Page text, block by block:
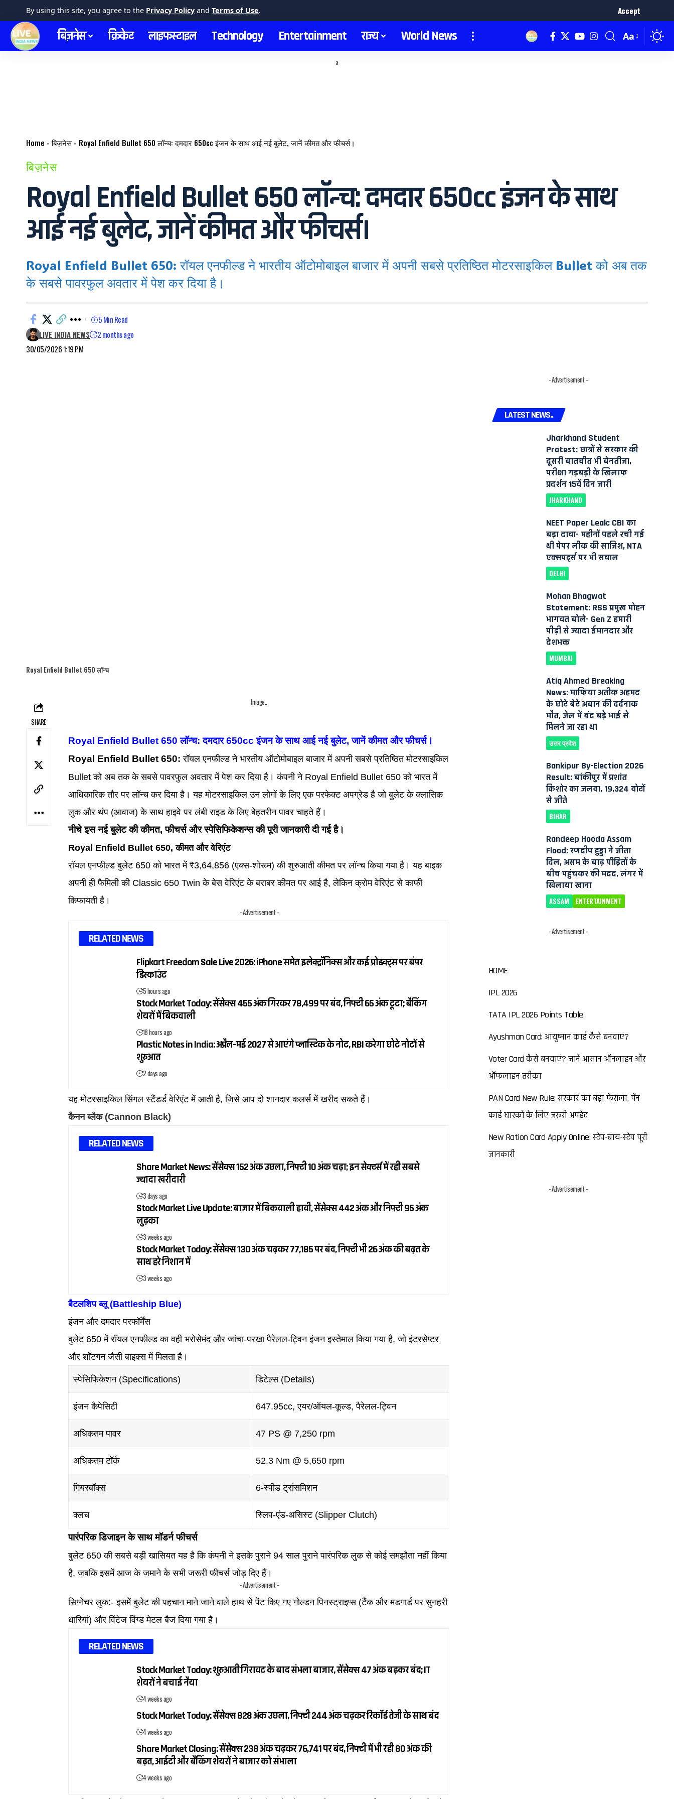
By using this site, you agree to the Privacy Policy and Terms of Use. Accept
बिज़नेस क्रिकेट लाइफस्टाइल Technology Entertainment राज्य World News Aa
a
Home -बिज़नेस- Royal Enfield Bullet 650 लॉन्च: दमदार 650cc इंजन के साथ आई नई बुलेट, जानें कीमत और फीचर्स।
बिज़नेस
Royal Enfield Bullet 650 लॉन्च: दमदार 650cc इंजन के साथ
आई नई बुलेट, जानें कीमत और फीचर्स।
Royal Enfield Bullet 650: रॉयल एनफील्ड ने भारतीय ऑटोमोबाइल बाजार में अपनी सबसे प्रतिष्ठित मोटरसाइकिल Bullet को अब तक
के सबसे पावरफुल अवतार में पेश कर दिया है।
30/05/2026 1:19 PM
LIVE INDIA NEWS 2 months ago
5 Min Read
Royal Enfield Bullet 650 लॉन्च
SHARE
Image..
Royal Enfield Bullet 650 लॉन्च: दमदार 650cc इंजन के साथ आई नई बुलेट, जानें कीमत और फीचर्स।
Royal Enfield Bullet 650: रॉयल एनफील्ड ने भारतीय ऑटोमोबाइल बाजार में अपनी सबसे प्रतिष्ठित मोटरसाइकिल
Bullet को अब तक के सबसे पावरफुल अवतार में पेश कर दिया है। कंपनी ने Royal Enfield Bullet 650 को भारत में
आधिकारिक तौर पर लॉन्च कर दिया है। यह मोटरसाइकिल उन लोगों के लिए एक परफेक्ट अपग्रेड है जो बुलेट के क्लासिक
लुक और थंप (आवाज) के साथ हाइवे पर लंबी राइड के लिए बेहतरीन पावर चाहते हैं।
नीचे इस नई बुलेट की कीमत, फीचर्स और स्पेसिफिकेशन्स की पूरी जानकारी दी गई है।
Royal Enfield Bullet 650, कीमत और वेरिएंट
रॉयल एनफील्ड बुलेट 650 को भारत में ₹3,64,856 (एक्स-शोरूम) की शुरुआती कीमत पर लॉन्च किया गया है। यह बाइक
अपनी ही फैमिली की Classic 650 Twin के बेस वेरिएंट के बराबर कीमत पर आई है, लेकिन क्रोम वेरिएंट से काफी
किफायती है।
- Advertisement -
RELATED NEWS
Flipkart Freedom Sale Live 2026: iPhone समेत इलेक्ट्रॉनिक्स और कई प्रोडक्ट्स पर बंपर
डिस्काउंट
5 hours ago
Stock Market Today: सेंसेक्स 455 अंक गिरकर 78,499 पर बंद, निफ्टी 65 अंक टूटा; बैंकिंग
शेयरों में बिकवाली
18 hours ago
Plastic Notes in India: अप्रैल-मई 2027 से आएंगे प्लास्टिक के नोट, RBI करेगा छोटे नोटों से
शुरुआत
2 days ago
यह मोटरसाइकिल सिंगल स्टैंडर्ड वेरिएंट में आती है, जिसे आप दो शानदार कलर्स में खरीद सकते हैं।
कैनन ब्लैक (Cannon Black)
RELATED NEWS
Share Market News: सेंसेक्स 152 अंक उछला, निफ्टी 10 अंक चढ़ा; इन सेक्टर्स में रही सबसे
ज्यादा खरीदारी
3 days ago
Stock Market Live Update: बाजार में बिकवाली हावी, सेंसेक्स 442 अंक और निफ्टी 95 अंक
लुढ़का
3 weeks ago
Stock Market Today: सेंसेक्स 130 अंक चढ़कर 77,185 पर बंद, निफ्टी भी 26 अंक की बढ़त के
साथ हरे निशान में
3 weeks ago
बैटलशिप ब्लू (Battleship Blue)
इंजन और दमदार परफॉर्मेंस
बुलेट 650 में रॉयल एनफील्ड का वही भरोसेमंद और जांचा-परखा पैरेलल-ट्विन इंजन इस्तेमाल किया गया है, जो इंटरसेप्टर
और शॉटगन जैसी बाइक्स में मिलता है।
स्पेसिफिकेशन (Specifications) डिटेल्स (Details)
इंजन कैपेसिटी 647.95cc, एयर/ऑयल-कूल्ड, पैरेलल-ट्विन
अधिकतम पावर 47 PS @ 7,250 rpm
अधिकतम टॉर्क 52.3 Nm @ 5,650 rpm
गियरबॉक्स 6-स्पीड ट्रांसमिशन
क्लच स्लिप-एंड-असिस्ट (Slipper Clutch)
पारंपरिक डिजाइन के साथ मॉडर्न फीचर्स
बुलेट 650 की सबसे बड़ी खासियत यह है कि कंपनी ने इसके पुराने 94 साल पुराने पारंपरिक लुक से कोई समझौता नहीं किया
है, जबकि इसमें आज के जमाने के सभी जरूरी फीचर्स जोड़ दिए हैं।
- Advertisement -
सिग्नेचर लुक:- इसमें बुलेट की पहचान माने जाने वाले हाथ से पेंट किए गए गोल्डन पिनस्ट्राइप्स (टैंक और मडगार्ड पर सुनहरी
धारियां) और विंटेज विंग्ड मेटल बैज दिया गया है।
RELATED NEWS
Stock Market Today: शुरुआती गिरावट के बाद संभला बाजार, सेंसेक्स 47 अंक बढ़कर बंद; IT
शेयरों ने बचाई नैया
4 weeks ago
Stock Market Today: सेंसेक्स 828 अंक उछला, निफ्टी 244 अंक चढ़कर रिकॉर्ड तेजी के साथ बंद
4 weeks ago
Share Market Closing: सेंसेक्स 238 अंक चढ़कर 76,741 पर बंद, निफ्टी में भी रही 80 अंक की
बढ़त, आईटी और बैंकिंग शेयरों ने बाजार को संभाला
4 weeks ago
- Advertisement -
LATEST NEWS..
Jharkhand Student
Protest: छात्रों से सरकार की
दूसरी बातचीत भी बेनतीजा,
परीक्षा गड़बड़ी के खिलाफ
प्रदर्शन 15वें दिन जारी
JHARKHAND
NEET Paper Leak: CBI का
बड़ा दावा- महीनों पहले रची गई
थी पेपर लीक की साजिश, NTA
एक्सपर्ट्स पर भी सवाल
DELHI
Mohan Bhagwat
Statement: RSS प्रमुख मोहन
भागवत बोले- Gen Z हमारी
पीढ़ी से ज्यादा ईमानदार और
देशभक्त
MUMBAI
Atiq Ahmed Breaking
News: माफिया अतीक अहमद
के छोटे बेटे अबान की दर्दनाक
मौत, जेल में बंद बड़े भाई से
मिलने जा रहा था
उत्तर प्रदेश
Bankipur By-Election 2026
Result: बांकीपुर में प्रशांत
किशोर का जलवा, 19,324 वोटों
से जीते
BIHAR
Randeep Hooda Assam
Flood: रणदीप हुड्डा ने जीता
दिल, असम के बाढ़ पीड़ितों के
बीच पहुंचकर की मदद, लंगर में
खिलाया खाना
ASSAM ENTERTAINMENT
- Advertisement -
HOME
IPL 2026
TATA IPL 2026 Points Table
Ayushman Card: आयुष्मान कार्ड कैसे बनवाएं?
Voter Card कैसे बनवाएं? जानें आसान ऑनलाइन और
ऑफलाइन तरीका
PAN Card New Rule: सरकार का बड़ा फैसला, पैन
कार्ड धारकों के लिए जरूरी अपडेट
New Ration Card Apply Online: स्टेप-बाय-स्टेप पूरी
जानकारी
- Advertisement -